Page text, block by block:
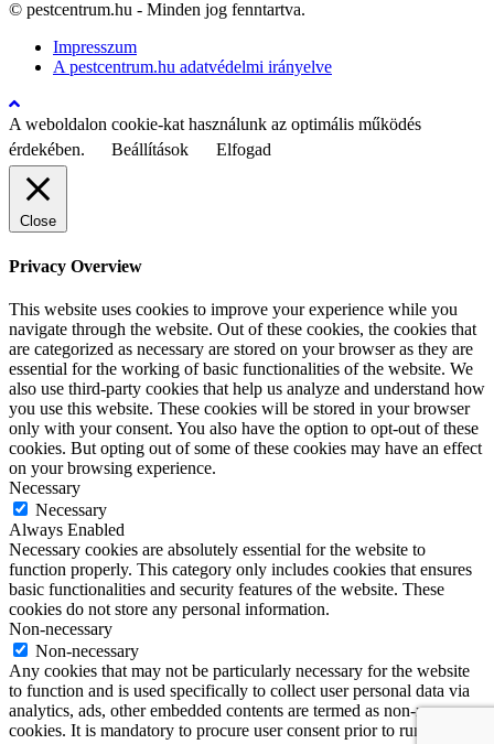
© pestcentrum.hu - Minden jog fenntartva.
Impresszum
A pestcentrum.hu adatvédelmi irányelve
A weboldalon cookie-kat használunk az optimális működés
érdekében.
Beállítások Elfogad
Close
Privacy Overview
This website uses cookies to improve your experience while you
navigate through the website. Out of these cookies, the cookies that
are categorized as necessary are stored on your browser as they are
essential for the working of basic functionalities of the website. We
also use third-party cookies that help us analyze and understand how
you use this website. These cookies will be stored in your browser
only with your consent. You also have the option to opt-out of these
cookies. But opting out of some of these cookies may have an effect
on your browsing experience.
Necessary
Necessary
Always Enabled
Necessary cookies are absolutely essential for the website to
function properly. This category only includes cookies that ensures
basic functionalities and security features of the website. These
cookies do not store any personal information.
Non-necessary
Non-necessary
Any cookies that may not be particularly necessary for the website
to function and is used specifically to collect user personal data via
analytics, ads, other embedded contents are termed as non-necessary
cookies. It is mandatory to procure user consent prior to running